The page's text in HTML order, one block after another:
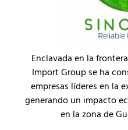
Enclavada en la
Import Group se ha
empresas líderes en la
generando un impacto
en la zona de